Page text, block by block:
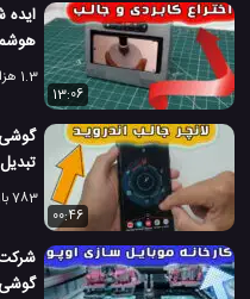
1.3 هزار بازدید
13:06
783 بازدید
00:46